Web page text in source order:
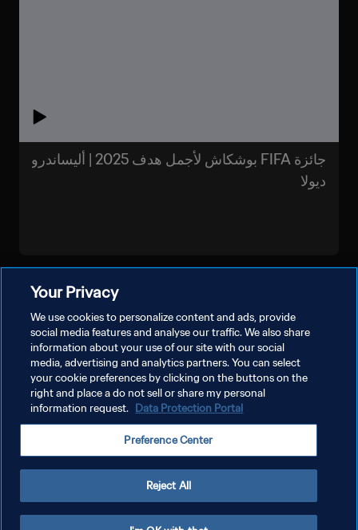
جائزة FIFA بوشكاش لأجمل هدف 2025 | أليساندرو
ديولا
إدارة تفضيلات ملفات تعريف الارتباط
Your Privacy
We use cookies to personalize content and ads, provide
social media features and analyse our traffic. We also share
information about your use of our site with our social
media, advertising and analytics partners. You can select
your cookie preferences by clicking on the buttons on the
right and place a do not sell or share my personal
information request. Data Protection Portal
Preference Center
Reject All